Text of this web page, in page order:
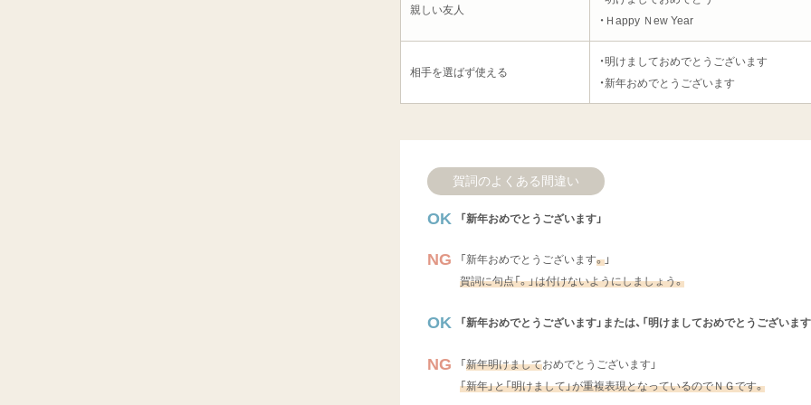
親しい友人
・Ｈappy Ｎew Year
相手を選ばず使える
・明けましておめでとうございます
・新年おめでとうございます
賀詞のよくある間違い
「新年おめでとうございます」
「新年おめでとうございます。 」
賀詞に句点「。」は付けないようにしましょう。
「新年おめでとうございます」または、「明けましておめでとうございます
「新年明けましておめでとうございます」
「新年」と「明けまして」が重複表現となっているのでＮＧです。